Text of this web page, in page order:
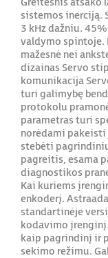
sistemos inerciją.
3 kHz dažniu.
valdymo spintoje.
mažesnė nei
dizainas Servo
komunikacija
turi galimybę
protokolu
parametras turi
norėdami
stebėti
pagreitis, esama
diagnostikos
Kai kuriems
enkoderį.
standartinėje
kodavimo
kaip pagrindinį ir
sekimo režimu.